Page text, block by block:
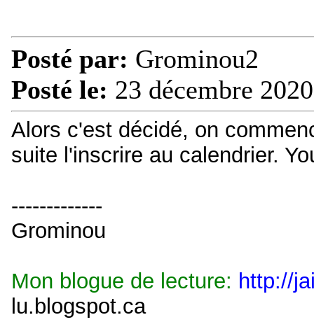
Posté par: Grominou2
Posté le: 23 décembre
Alors c'est décidé, on
suite l'inscrire au calendrier.
-------------
Grominou
Mon blogue de lecture: http://
lu.blogspot.ca